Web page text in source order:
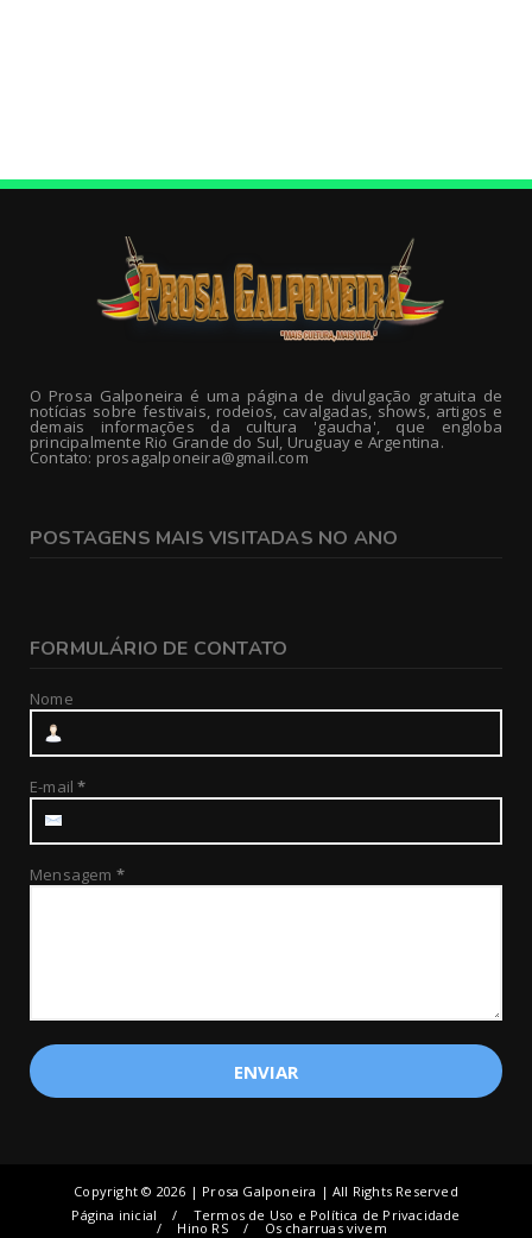
O Prosa Galponeira é uma página de divulgação gratuita de
notícias sobre festivais, rodeios, cavalgadas, shows, artigos e
demais informações da cultura 'gaucha', que engloba
principalmente Rio Grande do Sul, Uruguay e Argentina.
Contato: prosagalponeira@gmail.com
POSTAGENS MAIS VISITADAS NO ANO
FORMULÁRIO DE CONTATO
Nome
E-mail*
Mensagem *
Copyright © 2026 | Prosa Galponeira | All Rights Reserved
Página inicial
Termos de Uso e Política de Privacidade
Hino RS Os charruas vivem